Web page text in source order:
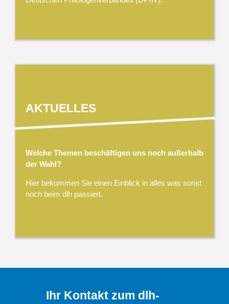
AKTUELLES
Welche Themen beschäftigen uns noch außerhalb
der Wahl?
Hier bekommen Sie einen Einblick in alles was sonst
noch beim dlh passiert.
Ihr Kontakt zum dlh-